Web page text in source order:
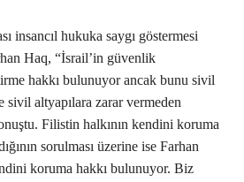
insancıl hukuka saygı göstermesi
Haq, “İsrail’in güvenlik
hakkı bulunuyor ancak bunu sivil
sivil altyapılara zarar vermeden
Filistin halkının kendini koruma
sorulması üzerine ise Farhan
koruma hakkı bulunuyor. Biz